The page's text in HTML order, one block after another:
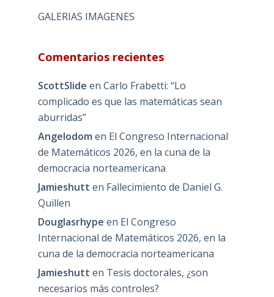
GALERIAS IMAGENES
Comentarios recientes
ScottSlide en Carlo Frabetti: “Lo
complicado es que las matemáticas sean
aburridas”
Angelodom en El Congreso Internacional
de Matemáticos 2026, en la cuna de la
democracia norteamericana
Jamieshutt en Fallecimiento de Daniel G.
Quillen
Douglasrhype en El Congreso
Internacional de Matemáticos 2026, en la
cuna de la democracia norteamericana
Jamieshutt en Tesis doctorales, ¿son
necesarios más controles?